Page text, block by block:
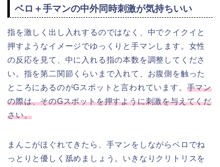
ベロ＋手マンの中外同時刺激が気持ちいい
指を激しく出し入れするのではなく、中でクイクイと
押すようなイメージでゆっくりと手マンします。女性
の反応を見て、中に入れる指の本数を調整してくださ
い。指を第二関節くらいまで入れて、お腹側を触った
ところにあるのがGスポットと言われています。 手マン
の際は、そのGスポットを押すように刺激を与えてくだ
さい。
まんこがほぐれてきたら、手マンをしながらベロでね
っとりと優しく舐めましょう。いきなりクリトリスを